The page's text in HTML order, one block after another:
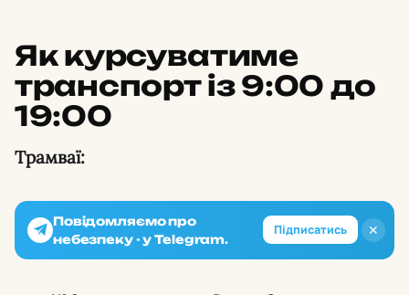
Як курсуватиме
транспорт із 9:00 до
19:00
Трамваї:
✕
Повідомляємо про
небезпеку - у Telegram.
Підписатись